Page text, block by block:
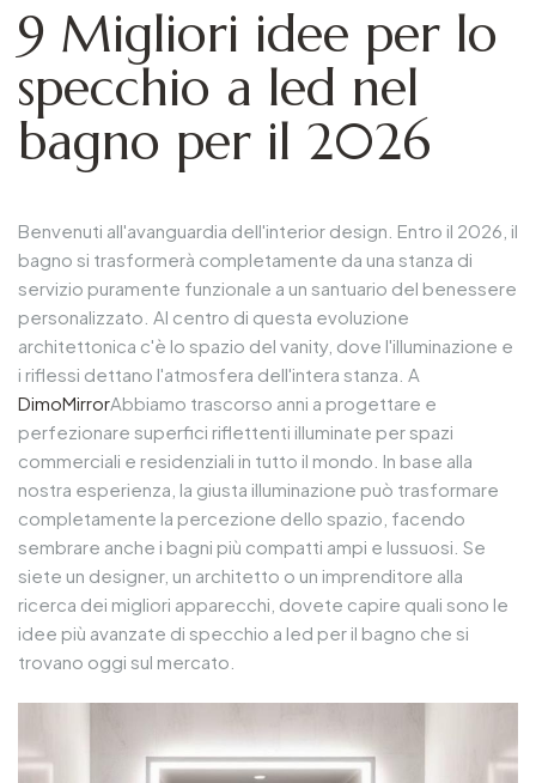
9 Migliori idee per lo
specchio a led nel
bagno per il 2026
Benvenuti all'avanguardia dell'interior design. Entro il 2026, il
bagno si trasformerà completamente da una stanza di
servizio puramente funzionale a un santuario del benessere
personalizzato. Al centro di questa evoluzione
architettonica c'è lo spazio del vanity, dove l'illuminazione e
i riflessi dettano l'atmosfera dell'intera stanza. A
DimoMirrorAbbiamo trascorso anni a progettare e
perfezionare superfici riflettenti illuminate per spazi
commerciali e residenziali in tutto il mondo. In base alla
nostra esperienza, la giusta illuminazione può trasformare
completamente la percezione dello spazio, facendo
sembrare anche i bagni più compatti ampi e lussuosi. Se
siete un designer, un architetto o un imprenditore alla
ricerca dei migliori apparecchi, dovete capire quali sono le
idee più avanzate di specchio a led per il bagno che si
trovano oggi sul mercato.